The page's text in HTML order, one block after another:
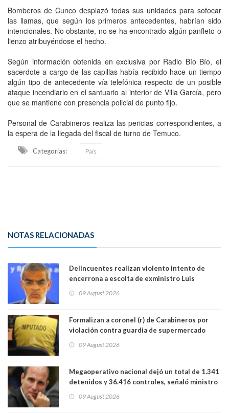
Bomberos de Cunco desplazó todas sus unidades para sofocar
las llamas, que según los primeros antecedentes, habrían sido
intencionales. No obstante, no se ha encontrado algún panfleto o
lienzo atribuyéndose el hecho.
Según información obtenida en exclusiva por Radio Bío Bío, el
sacerdote a cargo de las capillas había recibido hace un tiempo
algún tipo de antecedente vía telefónica respecto de un posible
ataque incendiario en el santuario al interior de Villa García, pero
que se mantiene con presencia policial de punto fijo.
Personal de Carabineros realiza las pericias correspondientes, a
la espera de la llegada del fiscal de turno de Temuco.
Categorias: País
NOTAS RELACIONADAS
Delincuentes realizan violento intento de
encerrona a escolta de exministro Luis
Lo Espejo
09 August 2026
Formalizan a coronel (r) de Carabineros por
violación contra guardia de supermercado
09 August 2026
Megaoperativo nacional dejó un total de 1.341
detenidos y 36.416 controles, señaló ministro
09 August 2026